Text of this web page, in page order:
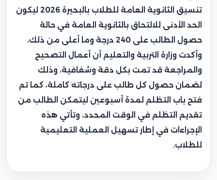
تنسيق الثانوية العامة للطلاب بالبحيرة 2026 ليكون
الحد الأدنى للالتحاق بالثانوية العامة في حالة
حصول الطالب على 240 درجة وما أعلى من ذلك،
وأكدت وزارة التربية والتعليم أن أعمال التصحيح
والمراجعة قد تمت بكل دقة وشفافية، وذلك
لضمان حصول كل طالب على درجاته كاملة، كما تم
فتح باب التظلم لمدة أسبوعين ليتمكن الطالب من
تقديم التظلم في الوقت المحدد، وتأتي هذه
الإجراءات في إطار تسهيل العملية التعليمية
للطلاب.